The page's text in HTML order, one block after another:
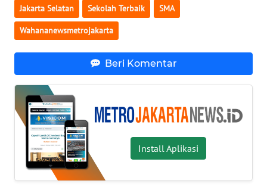
Jakarta Selatan Sekolah Terbaik SMA
Wahananewsmetrojakarta
Beri Komentar
Install Aplikasi
MADURA
WN
SURABAYA
WN
NATUNA
WN
BINTAN
WN
MANDALIKA